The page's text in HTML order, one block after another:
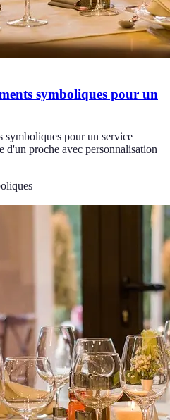
symboliques pour un
symboliques pour un service
d'un proche avec personnalisation